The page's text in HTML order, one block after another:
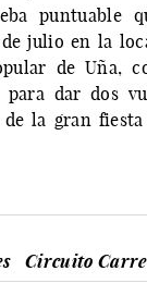
puntuable
julio en la
de Uña,
dar dos
la gran fiesta
Circuito